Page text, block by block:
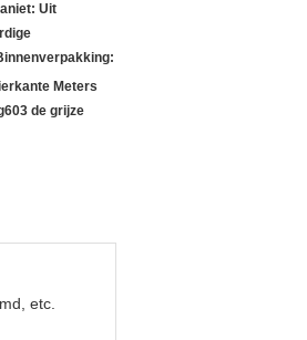
Uit
Meters
de grijze
etc.